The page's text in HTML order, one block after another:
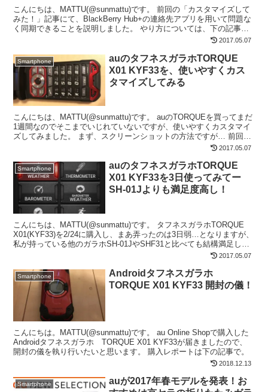
こんにちは、MATTU(@sunmattu)です。 前回の「カスタマイズして
みた！」記事にて、BlackBerry Hub+の連絡先アプリを用いて問題な
く同期できることを説明しました。 やり方については、下の記事に
2017.05.07
Smartphone
auのタフネスガラホTORQUE
X01 KYF33を、使いやすくカス
タマイズしてみる
こんにちは、MATTU(@sunmattu)です。 auのTORQUEを買ってまだ
1週間なのでそこまでいじれていないですが、使いやすくカスタマイ
ズしてみました。 まず、スクリーンショットの方法ですが… 前回書
2017.05.07
Smartphone
auのタフネスガラホTORQUE
X01 KYF33を3日使ってみてー
SH-01Jよりも満足度高し！
こんにちは、MATTU(@sunmattu)です。 タフネスガラホTORQUE
X01(KYF33)を2/24に購入し、まあ弄ったのは3日弱…となりますが、
私が持っている他のガラホSH-01JやSHF31と比べても結構満足して
2017.05.07
Smartphone
Androidタフネスガラホ
TORQUE X01 KYF33 開封の儀！
こんにちは。MATTU(@sunmattu)です。 au Online Shopで購入した
Androidタフネスガラホ TORQUE X01 KYF33が届きましたので、
開封の儀を執り行いたいと思います。 購入レポートは下の記事で。
2018.12.13
Smartphone
auが2017年春モデルを発表！お